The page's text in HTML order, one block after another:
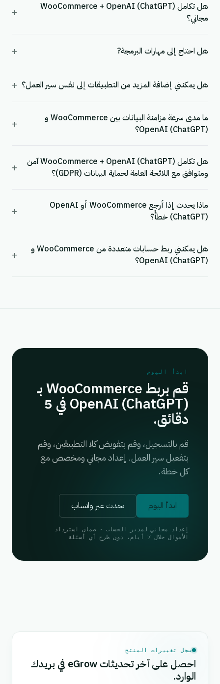
هل تكامل WooCommerce + OpenAI (ChatGPT)
مجاني؟
+
هل احتاج إلى مهارات البرمجة? +
هل يمكنني إضافة المزيد من التطبيقات إلى نفس سير العمل؟ +
ما مدى سرعة مزامنة البيانات بين WooCommerce و
OpenAI (ChatGPT)؟
+
هل تكامل WooCommerce + OpenAI (ChatGPT) آمن
ومتوافق مع اللائحة العامة لحماية البيانات (GDPR)؟
+
ماذا يحدث إذا أرجع WooCommerce أو OpenAI
(ChatGPT) خطأً؟
+
هل يمكنني ربط حسابات متعددة من WooCommerce و
OpenAI (ChatGPT)؟
+
ابدأ اليوم
قم بربط WooCommerce بـ
OpenAI (ChatGPT) في 5
دقائق.
قم بالتسجيل، وقم بتفويض كلا التطبيقين، وقم
بتفعيل سير العمل. إعداد مجاني ومخصص مع
كل خطة.
ابدأ اليوم تحدث عبر واتساب
إعداد مجاني لمدير الحساب · ضمان استرداد
الأموال خلال 7 أيام، دون طرح أي أسئلة
سجل تغييرات المنتج
احصل على آخر تحديثات eGrow في بريدك
الوارد.